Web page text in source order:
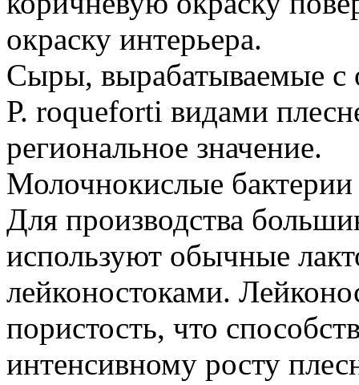
окраску интерьера.
Сыры, вырабатываемые с
Р. roqueforti видами
региональное значение.
Молочнокислые бактерии
Для производства
используют обычные
лейконостоками.
пористость, что
интенсивному росту